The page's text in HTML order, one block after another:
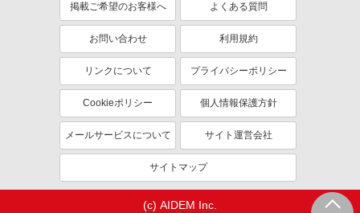
掲載ご希望のお客様へ よくある質問
お問い合わせ 利用規約
リンクについて プライバシーポリシー
Cookieポリシー 個人情報保護方針
メールサービスについて サイト運営会社
サイトマップ
(c) AIDEM Inc.